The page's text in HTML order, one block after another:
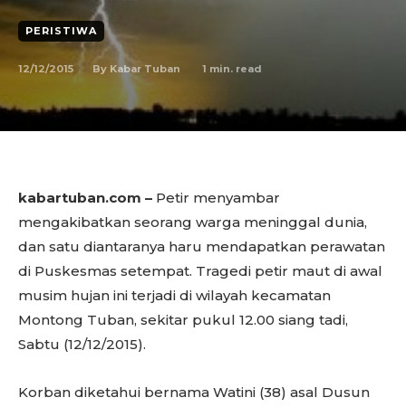
PERISTIWA
12/12/2015 By Kabar Tuban 1 min. read
kabartuban.com – Petir menyambar
mengakibatkan seorang warga meninggal dunia,
dan satu diantaranya haru mendapatkan perawatan
di Puskesmas setempat. Tragedi petir maut di awal
musim hujan ini terjadi di wilayah kecamatan
Montong Tuban, sekitar pukul 12.00 siang tadi,
Sabtu (12/12/2015).
Korban diketahui bernama Watini (38) asal Dusun